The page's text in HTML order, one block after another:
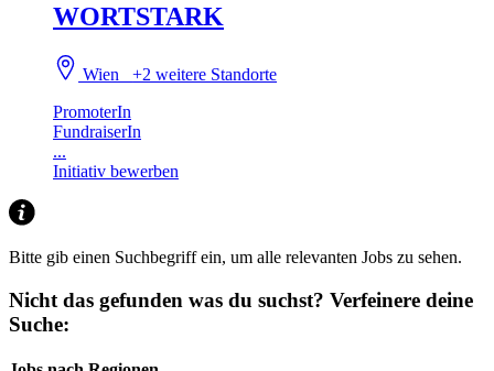
WORTSTARK
Wien+2 weitere Standorte
PromoterIn
FundraiserIn
...
Initiativ bewerben
Bitte gib einen Suchbegriff ein, um alle relevanten Jobs zu sehen.
Nicht das gefunden was du suchst? Verfeinere deine
Suche: